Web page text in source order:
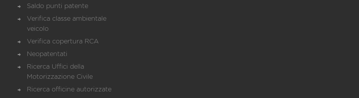
Saldo punti patente
Verifica classe ambientale
veicolo
Verifica copertura RCA
Neopatentati
Ricerca Uffici della
Motorizzazione Civile
Ricerca officine autorizzate